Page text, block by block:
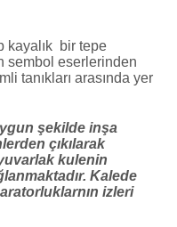
kayalık bir tepe
sembol eserlerinden
tanıkları arasında yer
şekilde inşa
çıkılarak
kulenin
Kalede
izleri